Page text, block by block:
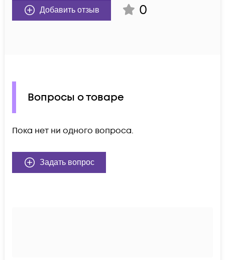
Добавить отзыв 0
Вопросы о товаре
Пока нет ни одного вопроса.
Задать вопрос